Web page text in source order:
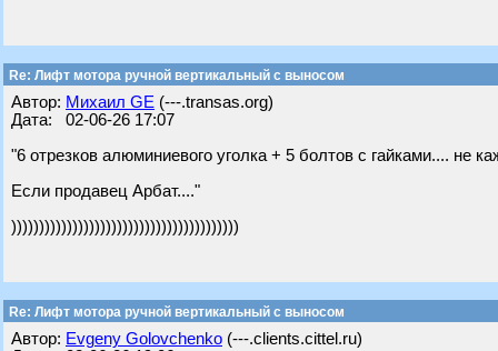
Re: Лифт мотора ручной вертикальный с выносом
Автор: Михаил GE (---.transas.org)
Дата: 02-06-26 17:07
"6 отрезков алюминиевого уголка + 5 болтов с гайками.... не
Если продавец Арбат...."
)))))))))))))))))))))))))))))))))))))))))
Re: Лифт мотора ручной вертикальный с выносом
Автор: Evgeny Golovchenko (---.clients.cittel.ru)